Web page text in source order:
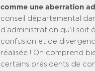
comme une aberration
conseil départemental
d’administration qu’il
confusion et de
réalisée ! On comprend
certains présidents de